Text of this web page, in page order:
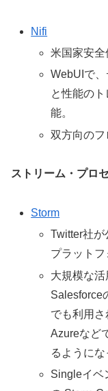
Nifi
米国家安全
WebUIで
と性能の
能。
双方向のフ
ストリーム・プロ
Storm
Twitter社
プラットフ
大規模な活
Salesforce
でも利用
Azureなど
るようにな
Singleイベ